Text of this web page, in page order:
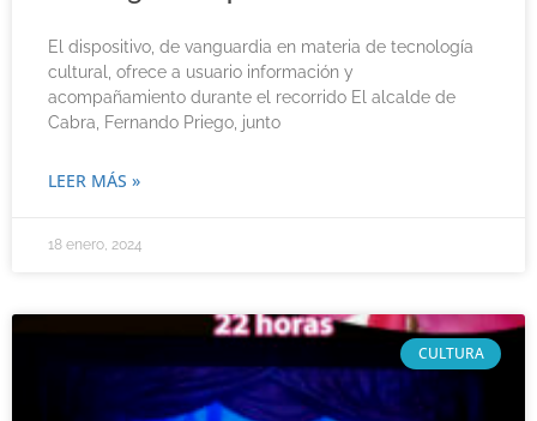
El dispositivo, de vanguardia en materia de tecnología
cultural, ofrece a usuario información y
acompañamiento durante el recorrido El alcalde de
Cabra, Fernando Priego, junto
LEER MÁS »
18 enero, 2024
CULTURA